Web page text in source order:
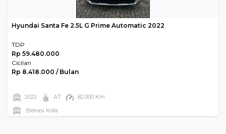
Hyundai Santa Fe 2.5L G Prime Automatic 2022
TDP
Rp 59.480.000
Cicilan
Rp 8.418.000 / Bulan
2022 AT
82.000 Km
Bekasi Kota